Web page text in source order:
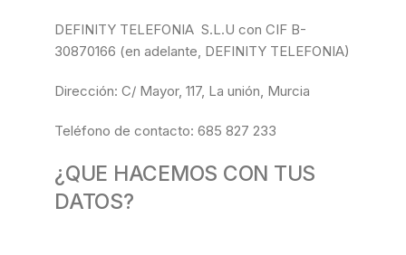
DEFINITY TELEFONIA S.L.U con CIF B-
30870166 (en adelante, DEFINITY TELEFONIA)
Dirección: C/ Mayor, 117, La unión, Murcia
Teléfono de contacto: 685 827 233
¿QUE HACEMOS CON TUS
DATOS?